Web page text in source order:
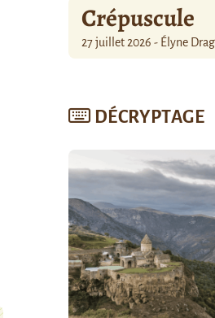
Crépuscule
27 juillet 2026 - Élyne
DÉCRYPTAGE